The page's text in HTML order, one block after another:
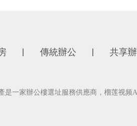
傳統辦公 共享
一家辦公樓選址服務供應商，榴莲视